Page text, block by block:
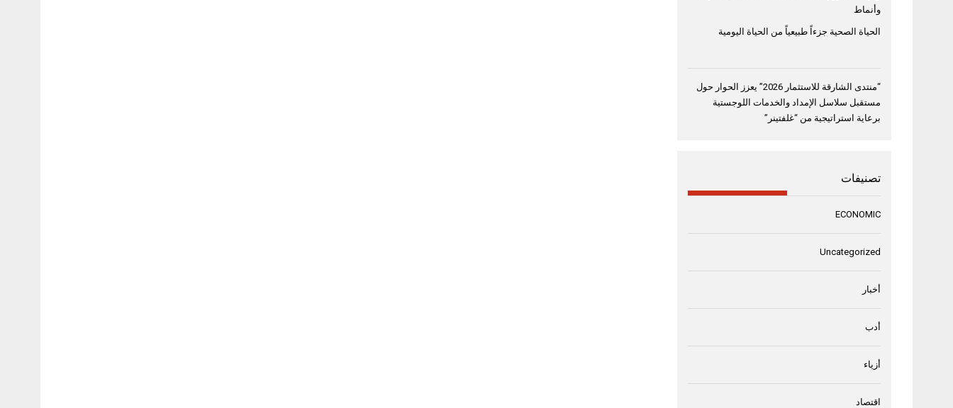
وأنماط
الحياة الصحية جزءاً طبيعياً من الحياة اليومية
“منتدى الشارقة للاستثمار 2026” يعزز الحوار حول
مستقبل سلاسل الإمداد والخدمات اللوجستية
برعاية استراتيجية من “غلفتينر”
تصنيفات
ECONOMIC
Uncategorized
أخبار
أدب
أزياء
اقتصاد